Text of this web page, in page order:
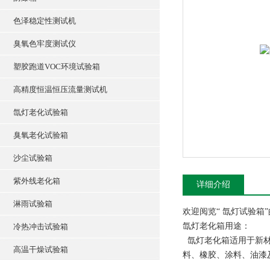
色泽稳定性测试机
臭氧色牢度测试仪
塑胶跑道VOC环境试验箱
高精度恒温恒压流量测试机
氙灯老化试验箱
臭氧老化试验箱
沙尘试验箱
紫外线老化箱
淋雨试验箱
冷热冲击试验箱
高温干燥试验箱
详细介绍
欢迎阅览“ 氙灯试验箱
氙灯老化箱用途：
氙灯老化箱适用于新
料、橡胶、涂料、油